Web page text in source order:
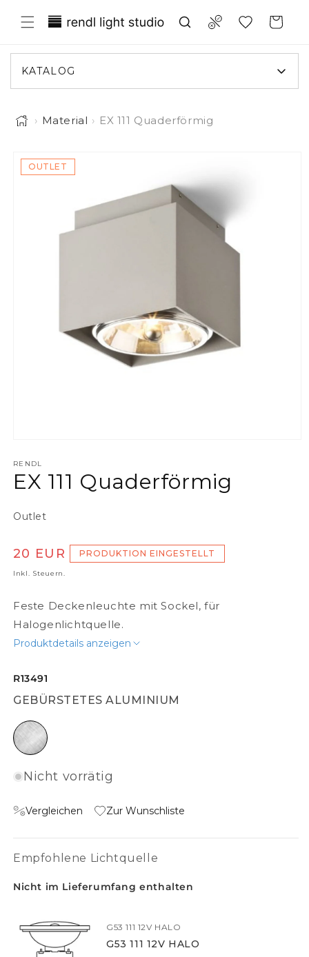
zum Inhalt Compare
Translation missing: Warenkorb
KATALOG
› Material › EX 111 Quaderförmig
springen
OUTLET
RENDL
EX 111 Quaderförmig
Outlet
Normaler Preis
20 EUR PRODUKTION EINGESTELLT
Inkl. Steuern.
Feste Deckenleuchte mit Sockel, für
Halogenlichtquelle.
Produktdetails anzeigen
R13491
GEBÜRSTETES ALUMINIUM
gebürstetes Aluminium
Nicht vorrätig
Vergleichen Zur Wunschliste
Empfohlene Lichtquelle
Nicht im Lieferumfang enthalten
G53 111 12V HALO
G53 111 12V HALO